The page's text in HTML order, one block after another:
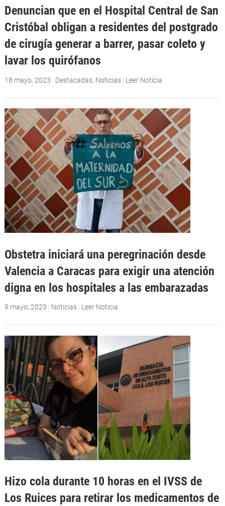
Denuncian que en el Hospital Central de San
Cristóbal obligan a residentes del postgrado
de cirugía generar a barrer, pasar coleto y
lavar los quirófanos
18 mayo, 2023 | Destacadas, Noticias | Leer Noticia
Obstetra iniciará una peregrinación desde
Valencia a Caracas para exigir una atención
digna en los hospitales a las embarazadas
9 mayo, 2023 | Noticias | Leer Noticia
Hizo cola durante 10 horas en el IVSS de
Los Ruices para retirar los medicamentos de